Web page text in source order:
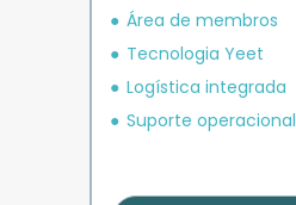
Área de membros
Tecnologia Yeet
Logística integrada
Suporte operacional